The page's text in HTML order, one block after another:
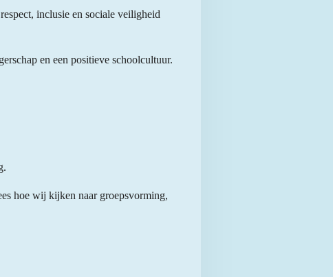
inclusie en sociale veiligheid
en een positieve schoolcultuur.
hoe wij kijken naar groepsvorming,